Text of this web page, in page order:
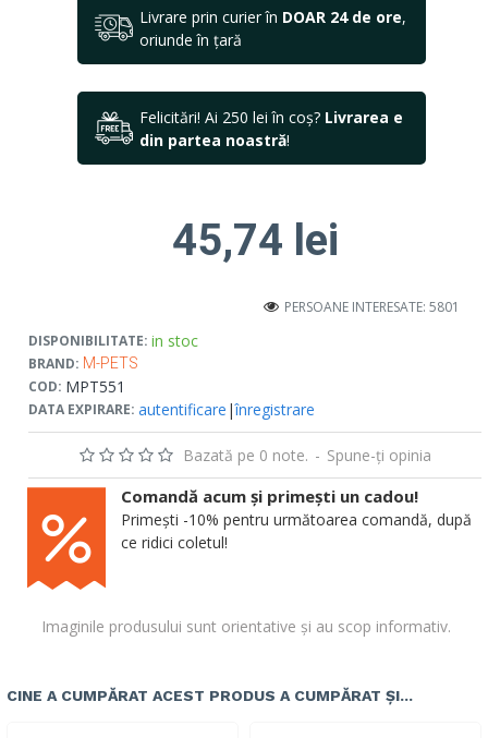
Livrare prin curier în DOAR 24 de ore,
oriunde în țară
Felicitări! Ai 250 lei în coș? Livrarea e
din partea noastră!
DISPONIBILITATE: in stoc
BRAND: M-PETS
COD: MPT551
DATA EXPIRARE: autentificare |înregistrare
PERSOANE INTERESATE: 5801
Bazată pe 0 note. - Spune-ţi opinia
45,74 lei
Imaginile produsului sunt orientative și au scop informativ.
Comandă acum și primești un cadou!
Primești -10% pentru următoarea comandă, după
ce ridici coletul!
CINE A CUMPĂRAT ACEST PRODUS A CUMPĂRAT ȘI...